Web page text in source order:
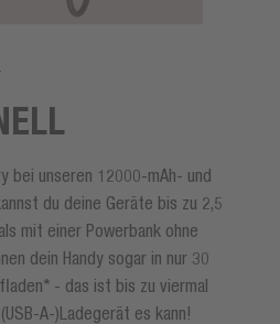
bei unseren 12000-mAh- und
du deine Geräte bis zu 2,5
mit einer Powerbank ohne
dein Handy sogar in nur 30
- das ist bis zu viermal
A-)Ladegerät es kann!